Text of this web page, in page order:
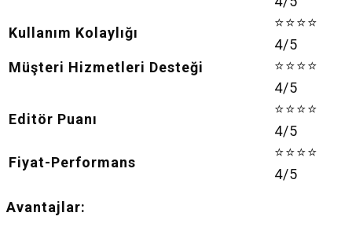
Kullanım Kolaylığı
⭐⭐⭐⭐
4/5
Müşteri Hizmetleri Desteği
⭐⭐⭐⭐
4/5
Editör Puanı
⭐⭐⭐⭐
4/5
Fiyat-Performans
⭐⭐⭐⭐
4/5
Avantajlar: